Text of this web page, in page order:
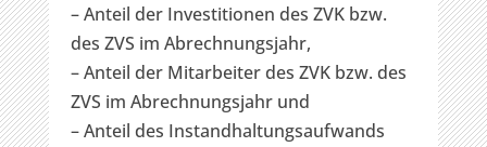
– Anteil der Investitionen des ZVK bzw.
des ZVS im Abrechnungsjahr,
– Anteil der Mitarbeiter des ZVK bzw. des
ZVS im Abrechnungsjahr und
– Anteil des Instandhaltungsaufwands